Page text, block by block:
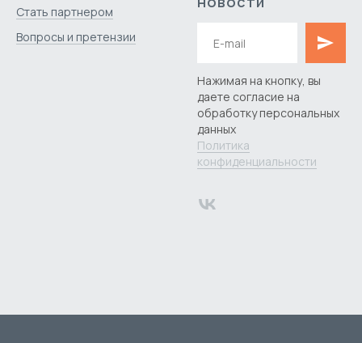
Стать партнером
Вопросы и претензии
Нажимая на кнопку, вы
даете согласие на
обработку персональных
данных
Политика
конфиденциальности